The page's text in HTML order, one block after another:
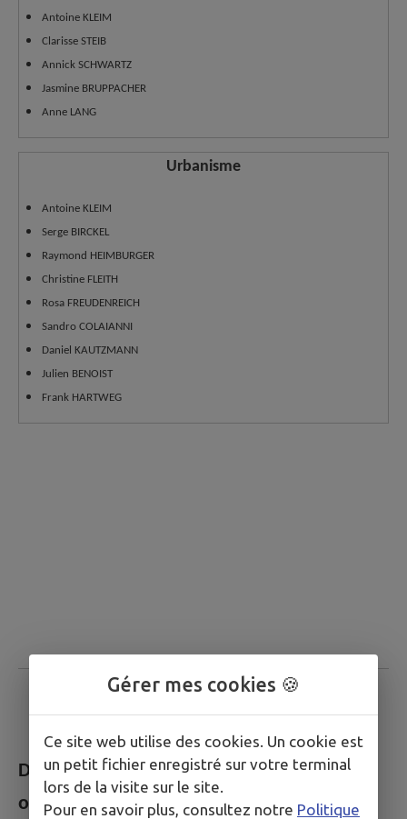
Antoine KLEIM
Clarisse STEIB
Annick SCHWARTZ
Jasmine BRUPPACHER
Anne LANG
Urbanisme
Antoine KLEIM
Serge BIRCKEL
Raymond HEIMBURGER
Christine FLEITH
Rosa FREUDENREICH
Sandro COLAIANNI
Daniel KAUTZMANN
Julien BENOIST
Frank HARTWEG
Délégué du conseil municipal dans les
organismes extérieurs :
Gérer mes cookies 🍪
Ce site web utilise des cookies. Un cookie est
un petit fichier enregistré sur votre terminal
lors de la visite sur le site.
Pour en savoir plus, consultez notre Politique